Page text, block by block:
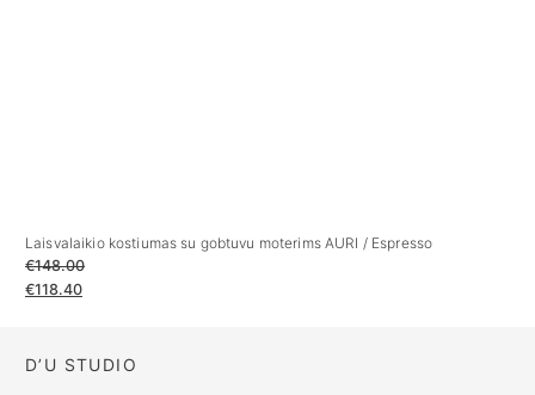
Laisvalaikio kostiumas su gobtuvu moterims AURI / Espresso
€148.00
€118.40
D’U STUDIO